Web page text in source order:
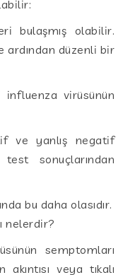
bulaşmış olabilir.
düzenli bir
influenza virüsünün
ve yanlış negatif
sonuçlarından
bu daha olasıdır.
nelerdir?
semptomları
veya tıkalı